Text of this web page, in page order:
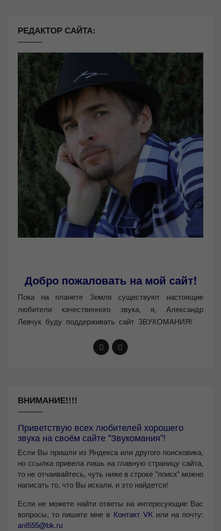
РЕДАКТОР САЙТА:
Добро пожаловать на мой сайт!
Пока на планете Земля существуют настоящие
любители качественного звука, я, Александр
Левчук буду поддерживать сайт ЗВУКОМАНИЯ!
ВНИМАНИЕ!!!!
Приветствую всех любителей хорошего
звука на своём сайте "Звукомания"!
Если Вы пришли из Яндекса или другого поисковика,
но ссылка привела лишь на главную страницу сайта,
то не отчаивайтесь, чуть ниже в строке "поиск" можно
написать то, что Вы искали, и это найдется!
Если не можете найти ответы на интересующие Вас
вопросы, то пишите мне в Контакт VKили на почту:
anl555@bk.ru